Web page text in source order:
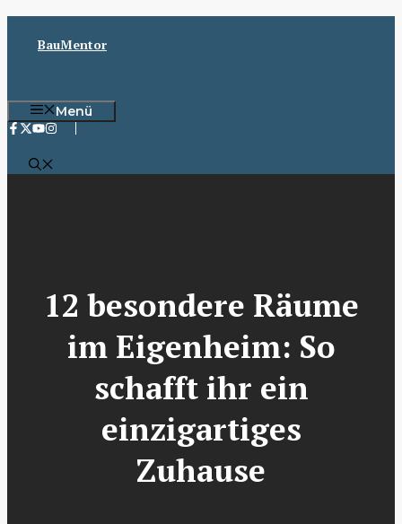
InhaltBauMentor
Menü
12 besondere Räume
im Eigenheim: So
schafft ihr ein
einzigartiges
Zuhause